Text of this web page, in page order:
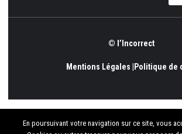
© l’Incorrect
Mentions Légales |Politique de
En poursuivant votre navigation sur ce site, vous